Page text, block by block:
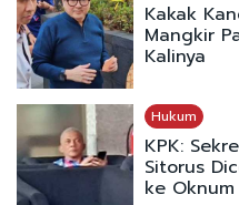
Kakak
Mangkir
Kalinya
Hukum
KPK:
Sitorus
ke